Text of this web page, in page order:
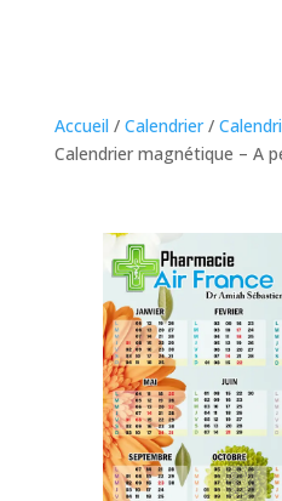
Accueil / Calendrier/
Calendrier magnétique – A